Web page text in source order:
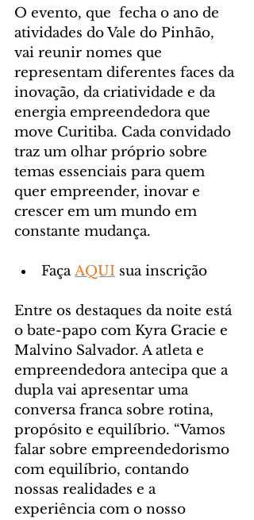
O evento, que  fecha o ano de
atividades do Vale do Pinhão,
vai reunir nomes que
representam diferentes faces da
inovação, da criatividade e da
energia empreendedora que
move Curitiba. Cada convidado
traz um olhar próprio sobre
temas essenciais para quem
quer empreender, inovar e
crescer em um mundo em
constante mudança.
Faça AQUI sua inscrição
Entre os destaques da noite está
o bate-papo com Kyra Gracie e
Malvino Salvador. A atleta e
empreendedora antecipa que a
dupla vai apresentar uma
conversa franca sobre rotina,
propósito e equilíbrio. “Vamos
falar sobre empreendedorismo
com equilíbrio, contando
nossas realidades e a
experiência com o nosso